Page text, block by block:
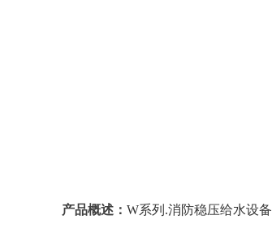
产品概述： W系列.消防稳压给水设备